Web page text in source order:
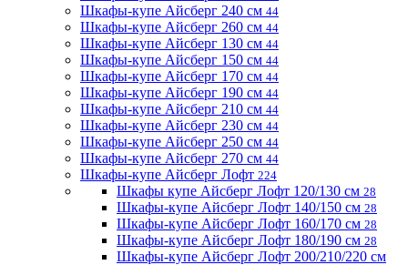
Шкафы-купе Айсберг 240 см 44
Шкафы-купе Айсберг 260 см 44
Шкафы-купе Айсберг 130 см 44
Шкафы-купе Айсберг 150 см 44
Шкафы-купе Айсберг 170 см 44
Шкафы-купе Айсберг 190 см 44
Шкафы-купе Айсберг 210 см 44
Шкафы-купе Айсберг 230 см 44
Шкафы-купе Айсберг 250 см 44
Шкафы-купе Айсберг 270 см 44
Шкафы-купе Айсберг Лофт 224
Шкафы купе Айсберг Лофт 120/130 см 28
Шкафы-купе Айсберг Лофт 140/150 см 28
Шкафы-купе Айсберг Лофт 160/170 см 28
Шкафы-купе Айсберг Лофт 180/190 см 28
Шкафы-купе Айсберг Лофт 200/210/220 см